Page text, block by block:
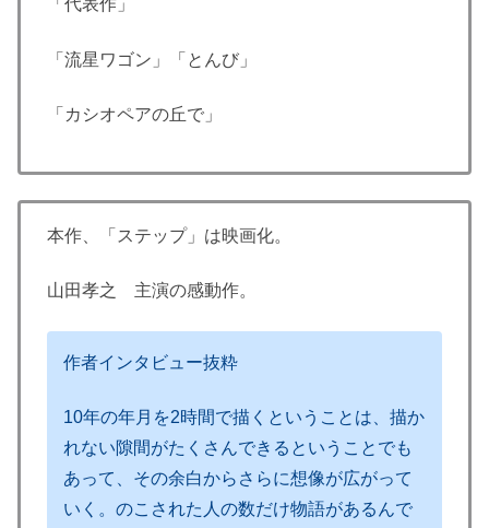
「代表作」
「流星ワゴン」「とんび」
「カシオペアの丘で」
本作、「ステップ」は映画化。
山田孝之 主演の感動作。
作者インタビュー抜粋
10年の年月を2時間で描くということは、描か
れない隙間がたくさんできるということでも
あって、その余白からさらに想像が広がって
いく。のこされた人の数だけ物語があるんで